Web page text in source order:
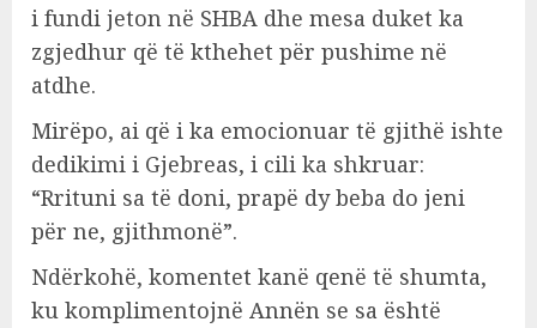
i fundi jeton në SHBA dhe mesa duket ka
zgjedhur që të kthehet për pushime në
atdhe.
Mirëpo, ai që i ka emocionuar të gjithë ishte
dedikimi i Gjebreas, i cili ka shkruar:
“Rrituni sa të doni, prapë dy beba do jeni
për ne, gjithmonë”.
Ndërkohë, komentet kanë qenë të shumta,
ku komplimentojnë Annën se sa është